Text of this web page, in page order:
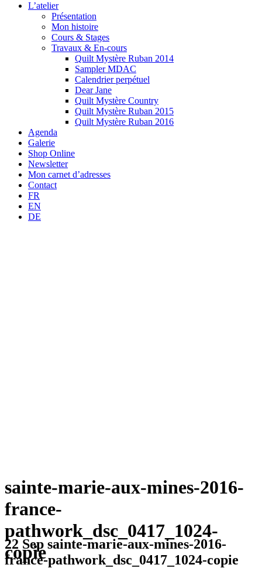
L’atelier
Présentation
Mon histoire
Cours & Stages
Travaux & En-cours
Quilt Mystère Ruban 2014
Sampler MDAC
Calendrier perpétuel
Dear Jane
Quilt Mystère Country
Quilt Mystère Ruban 2015
Quilt Mystère Ruban 2016
Agenda
Galerie
Shop Online
Newsletter
Mon carnet d’adresses
Contact
FR
EN
DE
sainte-marie-aux-mines-2016-
france-
pathwork_dsc_0417_1024-
copie
22 Sep sainte-marie-aux-mines-2016-
france-pathwork_dsc_0417_1024-copie